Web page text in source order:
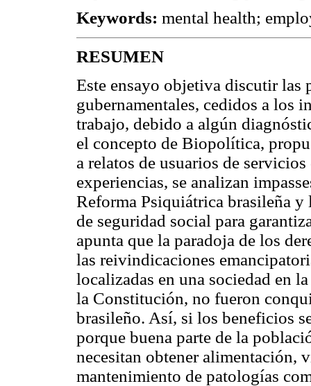
Keywords: mental health;
RESUMEN
Este ensayo objetiva discutir las
gubernamentales, cedidos a los
trabajo, debido a algún
el concepto de Biopolítica,
a relatos de usuarios de
experiencias, se analizan
Reforma Psiquiátrica brasileña
de seguridad social para
apunta que la paradoja de los
las reivindicaciones
localizadas en una sociedad en
la Constitución, no fueron
brasileño. Así, si los beneficios
porque buena parte de la
necesitan obtener alimentación,
mantenimiento de patologías